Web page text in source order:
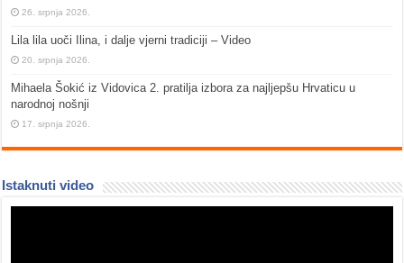
26. srpnja 2026.
Lila lila uoči Ilina, i dalje vjerni tradiciji – Video
20. srpnja 2026.
Mihaela Šokić iz Vidovica 2. pratilja izbora za najljepšu Hrvaticu u
narodnoj nošnji
17. srpnja 2026.
Istaknuti video